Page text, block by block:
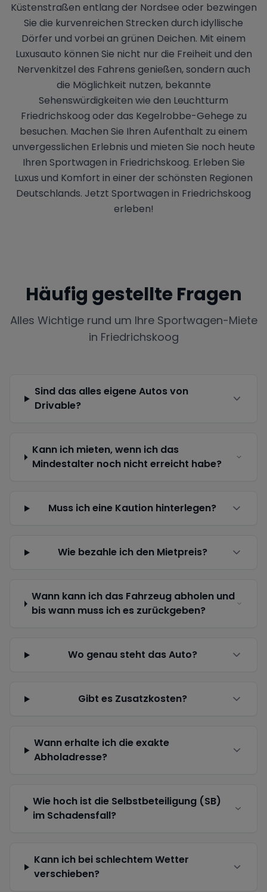
Küstenstraßen entlang der Nordsee oder bezwingen
Sie die kurvenreichen Strecken durch idyllische
Dörfer und vorbei an grünen Deichen. Mit einem
Luxusauto können Sie nicht nur die Freiheit und den
Nervenkitzel des Fahrens genießen, sondern auch
die Möglichkeit nutzen, bekannte
Sehenswürdigkeiten wie den Leuchtturm
Friedrichskoog oder das Kegelrobbe-Gehege zu
besuchen. Machen Sie Ihren Aufenthalt zu einem
unvergesslichen Erlebnis und mieten Sie noch heute
Ihren Sportwagen in Friedrichskoog. Erleben Sie
Luxus und Komfort in einer der schönsten Regionen
Deutschlands. Jetzt Sportwagen in Friedrichskoog
erleben!
Häufig gestellte Fragen
Alles Wichtige rund um Ihre Sportwagen-Miete
in Friedrichskoog
Sind das alles eigene Autos von
Drivable?
Kann ich mieten, wenn ich das
Mindestalter noch nicht erreicht habe?
Muss ich eine Kaution hinterlegen?
Wie bezahle ich den Mietpreis?
Wann kann ich das Fahrzeug abholen und
bis wann muss ich es zurückgeben?
Wo genau steht das Auto?
Gibt es Zusatzkosten?
Wann erhalte ich die exakte
Abholadresse?
Wie hoch ist die Selbstbeteiligung (SB)
im Schadensfall?
Kann ich bei schlechtem Wetter
verschieben?